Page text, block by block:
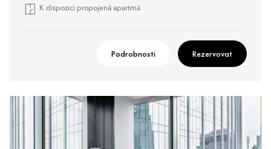
K dispozici propojená apartmá
Podrobnosti Rezervovat